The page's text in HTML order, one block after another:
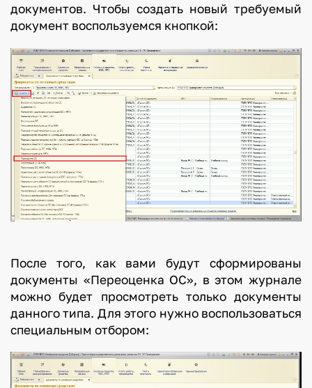
документов. Чтобы создать новый требуемый
документ воспользуемся кнопкой:
После того, как вами будут сформированы
документы «Переоценка ОС», в этом журнале
можно будет просмотреть только документы
данного типа. Для этого нужно воспользоваться
специальным отбором: